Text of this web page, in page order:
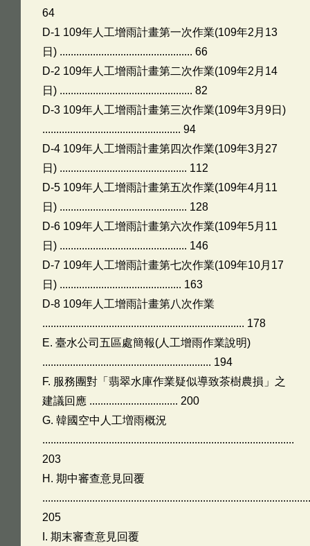
64
D-1 109年人工增雨計畫第一次作業(109年2月13
日) ................................................ 66
D-2 109年人工增雨計畫第二次作業(109年2月14
日) ................................................ 82
D-3 109年人工增雨計畫第三次作業(109年3月9日)
.................................................. 94
D-4 109年人工增雨計畫第四次作業(109年3月27
日) .............................................. 112
D-5 109年人工增雨計畫第五次作業(109年4月11
日) .............................................. 128
D-6 109年人工增雨計畫第六次作業(109年5月11
日) .............................................. 146
D-7 109年人工增雨計畫第七次作業(109年10月17
日) ............................................ 163
D-8 109年人工增雨計畫第八次作業
......................................................................... 178
E. 臺水公司五區處簡報(人工增雨作業說明)
............................................................. 194
F. 服務團對「翡翠水庫作業疑似導致茶樹農損」之
建議回應 ................................ 200
G. 韓國空中人工増雨概況
...........................................................................................
203
H. 期中審查意見回覆
205
I. 期末審查意見回覆